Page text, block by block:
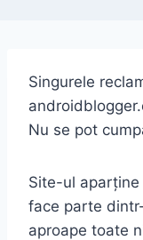
Singurele
Nu se pot
Site-ul aparține
face parte
aproape toate